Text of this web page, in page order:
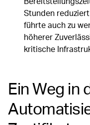
Stunden
führte auch zu
höherer
kritische
Ein Weg in